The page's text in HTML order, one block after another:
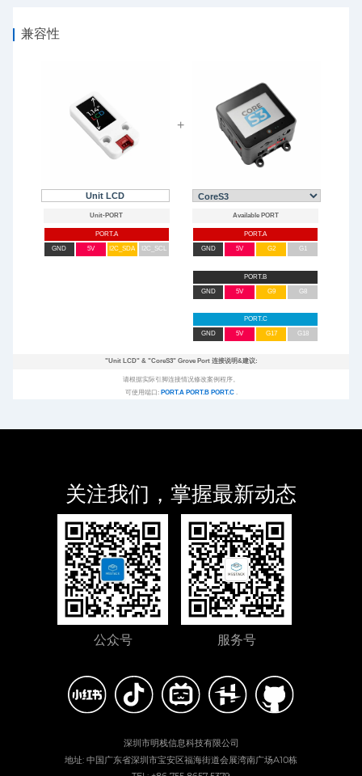
兼容性
Unit LCD
+
PORT.A
GND
5V I2C_SDA I2C_SCL
PORT.A
GND
5V G2 G1
PORT.B
GND
5V G9 G8
PORT.C
GND
5V G17 G18
"Unit LCD"& "CoreS3"Grove Port 连接说明&建议:
请根据实际引脚连接情况修改案例程序。
可使用端口: PORT.A PORT.B PORT.C .
关注我们，掌握最新动态
公众号 服务号
深圳市明栈信息科技有限公司
地址: 中国广东省深圳市宝安区福海街道会展湾南广场A10栋